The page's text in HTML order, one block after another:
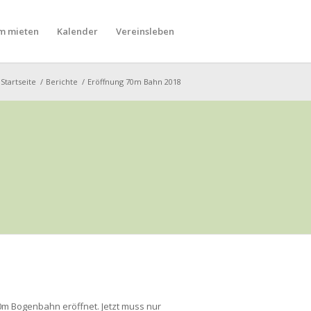
mieten Kalender Vereinsleben
Startseite / Berichte / Eröffnung 70m Bahn 2018
Bogenbahn eröffnet. Jetzt muss nur